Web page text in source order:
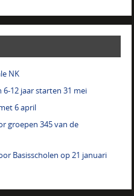
NK
12 jaar starten 31 mei
6 april
groepen 345 van de
Basisscholen op 21 januari